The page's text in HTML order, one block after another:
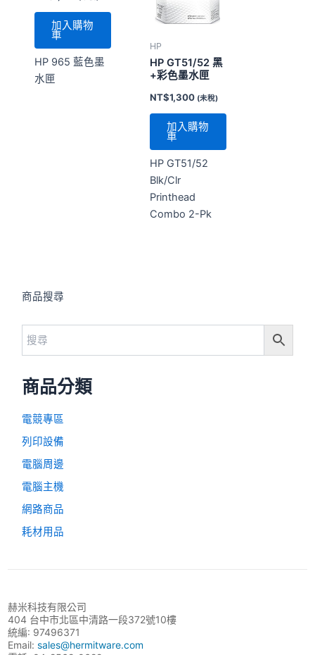
商品搜尋
商品分類
電競專區
列印設備
電腦周邊
電腦主機
網路商品
耗材用品
加入購物
車
HP 965 藍色墨
水匣
HP
HP GT51/52 黑
+彩色墨水匣
NT$1,300 (未稅)
加入購物
車
HP GT51/52
Blk/Clr
Printhead
Combo 2-Pk
赫米科技有限公司
404 台中市北區中清路一段372號10樓
統編: 97496371
Email:sales@hermitware.com